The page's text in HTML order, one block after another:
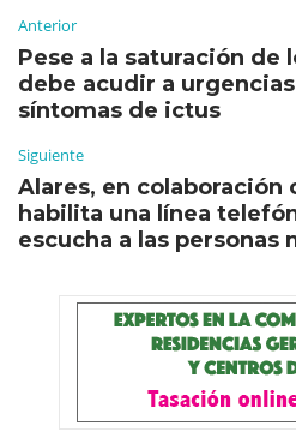
Anterior
Pese a la saturación de
debe acudir a
síntomas de ictus
Siguiente
Alares, en colaboración
habilita una línea
escucha a las personas